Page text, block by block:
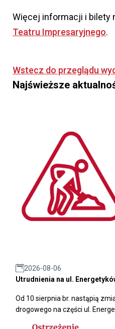
Więcej informacji i bilety
Teatru Impresaryjnego.
Wstecz do przeglądu
Najświeższe
2026-08-06
Utrudnienia na ul.
Od 10 sierpnia br. nastąpią
drogowego na części ul.